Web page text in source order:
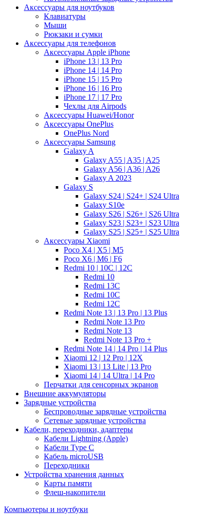
Аксессуары для ноутбуков
Клавиатуры
Мыши
Рюкзаки и сумки
Аксессуары для телефонов
Аксессуары Apple iPhone
iPhone 13 | 13 Pro
iPhone 14 | 14 Pro
iPhone 15 | 15 Pro
iPhone 16 | 16 Pro
iPhone 17 | 17 Pro
Чехлы для Airpods
Аксессуары Huawei/Honor
Аксессуары OnePlus
OnePlus Nord
Аксессуары Samsung
Galaxy A
Galaxy A55 | A35 | A25
Galaxy A56 | A36 | A26
Galaxy A 2023
Galaxy S
Galaxy S24 | S24+ | S24 Ultra
Galaxy S10e
Galaxy S26 | S26+ | S26 Ultra
Galaxy S23 | S23+ | S23 Ultra
Galaxy S25 | S25+ | S25 Ultra
Аксессуары Xiaomi
Poco X4 | X5 | M5
Poco X6 | M6 | F6
Redmi 10 | 10C | 12C
Redmi 10
Redmi 13C
Redmi 10C
Redmi 12C
Redmi Note 13 | 13 Pro | 13 Plus
Redmi Note 13 Pro
Redmi Note 13
Redmi Note 13 Pro +
Redmi Note 14 | 14 Pro | 14 Plus
Xiaomi 12 | 12 Pro | 12X
Xiaomi 13 | 13 Lite | 13 Pro
Xiaomi 14 | 14 Ultra | 14 Pro
Перчатки для сенсорных экранов
Внешние аккумуляторы
Зарядные устройства
Беспроводные зарядные устройства
Сетевые зарядные устройства
Кабели, переходники, адаптеры
Кабели Lightning (Apple)
Кабели Type C
Кабель microUSB
Переходники
Устройства хранения данных
Карты памяти
Флеш-накопители
Компьютеры и ноутбуки